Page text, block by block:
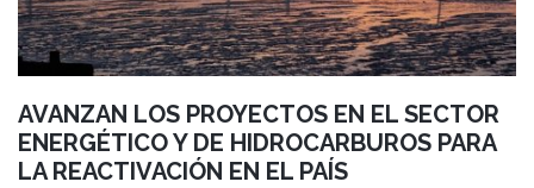
AVANZAN LOS PROYECTOS EN EL SECTOR
ENERGÉTICO Y DE HIDROCARBUROS PARA
LA REACTIVACIÓN EN EL PAÍS